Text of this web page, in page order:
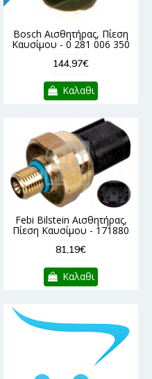
Bosch Αισθητήρας, Πίεση
Καυσίμου - 0 281 006 350
144,97€
Καλαθι
Febi Bilstein Αισθητήρας,
Πίεση Καυσίμου - 171880
81,19€
Καλαθι